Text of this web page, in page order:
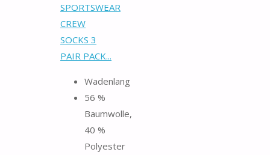
SPORTSWEAR
CREW
SOCKS 3
PAIR PACK...
Wadenlang
56 %
Baumwolle,
40 %
Polyester